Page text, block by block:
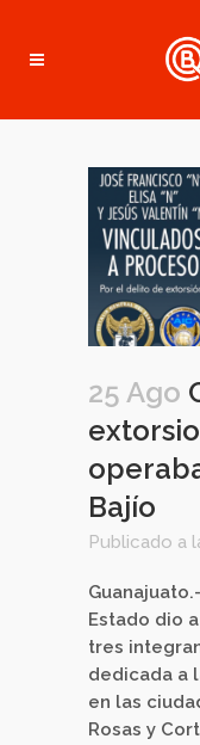
25 Ago
Bajío
Publicado a
Estado dio
tres
dedicada a
en las
Rosas y